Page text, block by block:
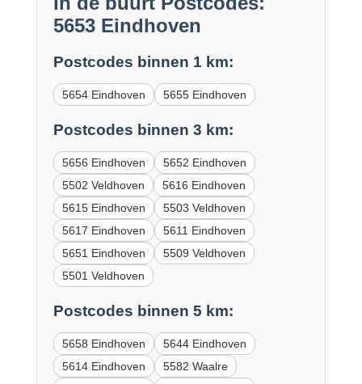
5653 Eindhoven
Postcodes binnen 1 km:
5654 Eindhoven 5655 Eindhoven
Postcodes binnen 3 km:
5656 Eindhoven
5652 Eindhoven
5502 Veldhoven
5616 Eindhoven
5615 Eindhoven
5503 Veldhoven
5617 Eindhoven
5611 Eindhoven
5651 Eindhoven
5509 Veldhoven
5501 Veldhoven
Postcodes binnen 5 km:
5658 Eindhoven
5644 Eindhoven
5614 Eindhoven
5582 Waalre